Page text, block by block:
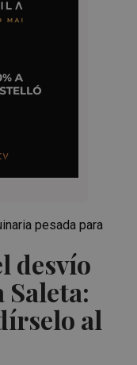
desvío
Saleta:
al
pesada para